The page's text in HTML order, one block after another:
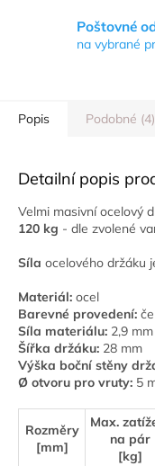
Poštovné
na vybrané
Popis Podobné (4)
Detailní popis
Velmi masivní ocelový
120 kg - dle zvolené
Síla ocelového držáku
Materiál: ocel
Barevné provedení:
Síla materiálu: 2,9 mm
Šířka držáku: 28 mm
Výška boční stěny
Ø otvoru pro vruty: 5
Rozměry
[mm]
Max.
na pár
[kg]